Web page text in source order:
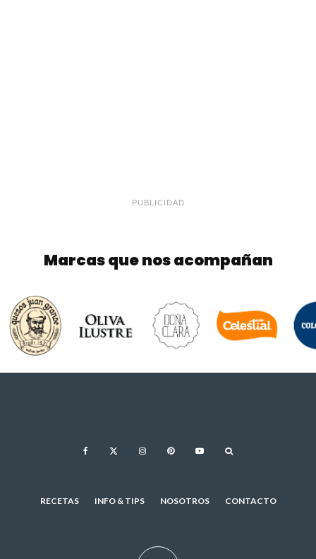
PUBLICIDAD
Marcas que nos acompañan
RECETAS INFO & TIPS NOSOTROS CONTACTO